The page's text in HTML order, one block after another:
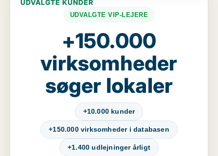
UDVALGTE KUNDER
UDVALGTE VIP-LEJERE
+150.000
virksomheder
søger lokaler
+10.000 kunder
+150.000 virksomheder i databasen
+1.400 udlejninger årligt